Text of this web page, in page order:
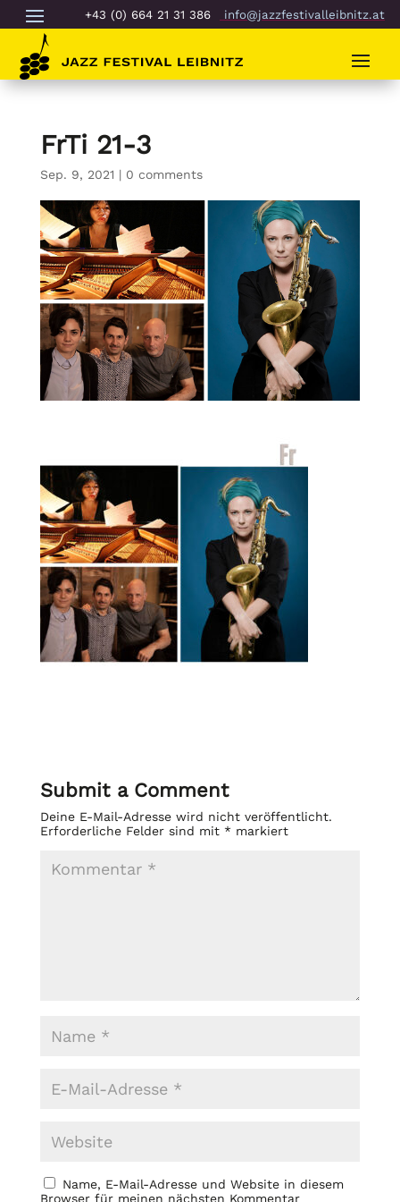
+43 (0) 664 21 31 386 info@jazzfestivalleibnitz.at
FrTi 21-3
Sep. 9, 2021 | 0 comments
Submit a Comment
Deine E-Mail-Adresse wird nicht veröffentlicht.
Erforderliche Felder sind mit *markiert
Name, E-Mail-Adresse und Website in diesem
Browser für meinen nächsten Kommentar